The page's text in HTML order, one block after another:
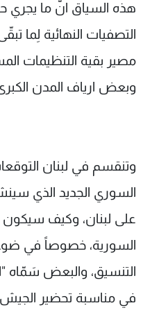
هذه السياق انّ ما يجري
التصفيات النهائية لِما
مصير بقية التنظيمات
وبعض ارياف المدن
وتنقسم في لبنان
السوري الجديد الذي
على لبنان، وكيف سيكون
السورية، خصوصاً في ضوء
التنسيق، والبعض سَمّاه
في مناسبة تحضير الجيش